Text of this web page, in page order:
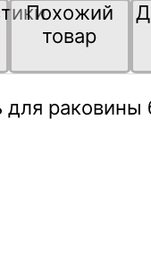
Похожий
товар
раковины